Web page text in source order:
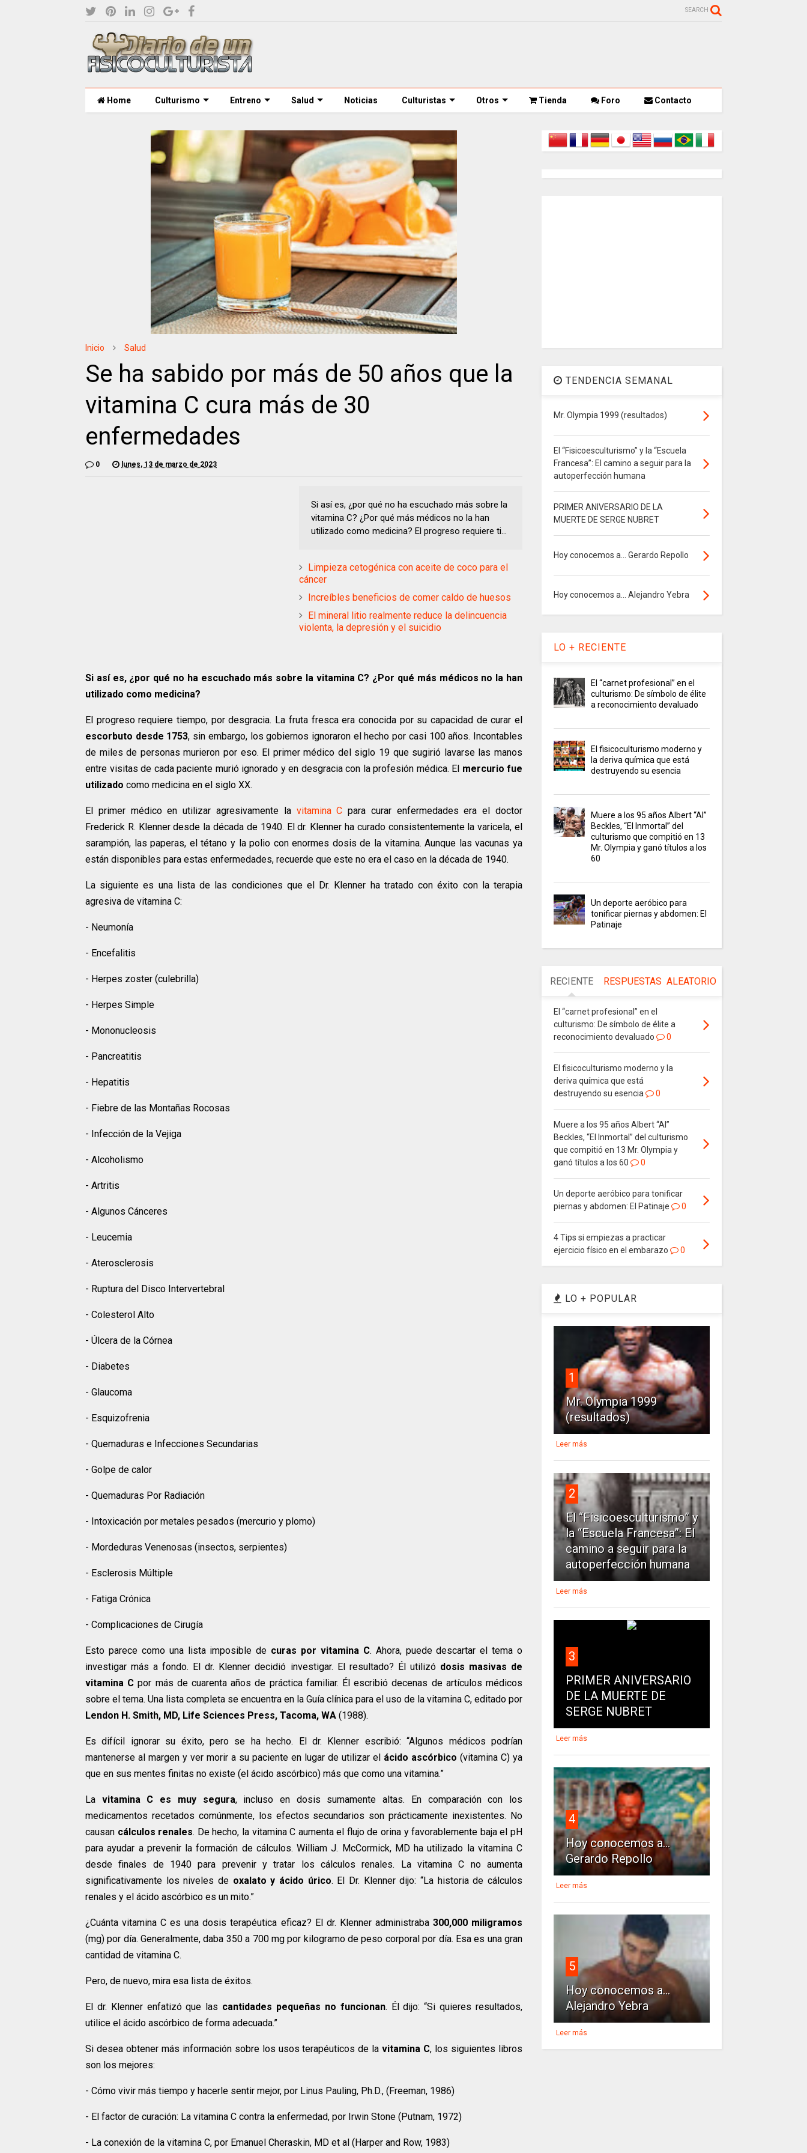
SEARCH
Home Culturismo Entreno Salud Noticias Culturistas Otros Tienda Foro Contacto
Inicio Salud
Se ha sabido por más de 50 años que la
vitamina C cura más de 30
enfermedades
0 lunes, 13 de marzo de 2023
Si así es, ¿por qué no ha escuchado más sobre la
vitamina C? ¿Por qué más médicos no la han
utilizado como medicina? El progreso requiere ti...
Limpieza cetogénica con aceite de coco para el
cáncer
Increíbles beneficios de comer caldo de huesos
El mineral litio realmente reduce la delincuencia
violenta, la depresión y el suicidio
Si así es, ¿por qué no ha escuchado más sobre la vitamina C? ¿Por qué más médicos no la han
utilizado como medicina?
El progreso requiere tiempo, por desgracia. La fruta fresca era conocida por su capacidad de curar el
escorbuto desde 1753, sin embargo, los gobiernos ignoraron el hecho por casi 100 años. Incontables
de miles de personas murieron por eso. El primer médico del siglo 19 que sugirió lavarse las manos
entre visitas de cada paciente murió ignorado y en desgracia con la profesión médica. El mercurio fue
utilizado como medicina en el siglo XX.
El primer médico en utilizar agresivamente la vitamina C para curar enfermedades era el doctor
Frederick R. Klenner desde la década de 1940. El dr. Klenner ha curado consistentemente la varicela, el
sarampión, las paperas, el tétano y la polio con enormes dosis de la vitamina. Aunque las vacunas ya
están disponibles para estas enfermedades, recuerde que este no era el caso en la década de 1940.
La siguiente es una lista de las condiciones que el Dr. Klenner ha tratado con éxito con la terapia
agresiva de vitamina C:
- Neumonía
- Encefalitis
- Herpes zoster (culebrilla)
- Herpes Simple
- Mononucleosis
- Pancreatitis
- Hepatitis
- Fiebre de las Montañas Rocosas
- Infección de la Vejiga
- Alcoholismo
- Artritis
- Algunos Cánceres
- Leucemia
- Aterosclerosis
- Ruptura del Disco Intervertebral
- Colesterol Alto
- Úlcera de la Córnea
- Diabetes
- Glaucoma
- Esquizofrenia
- Quemaduras e Infecciones Secundarias
- Golpe de calor
- Quemaduras Por Radiación
- Intoxicación por metales pesados ​​(mercurio y plomo)
- Mordeduras Venenosas (insectos, serpientes)
- Esclerosis Múltiple
- Fatiga Crónica
- Complicaciones de Cirugía
Esto parece como una lista imposible de curas por vitamina C. Ahora, puede descartar el tema o
investigar más a fondo. El dr. Klenner decidió investigar. El resultado? Él utilizó dosis masivas de
vitamina C por más de cuarenta años de práctica familiar. Él escribió decenas de artículos médicos
sobre el tema. Una lista completa se encuentra en la Guía clínica para el uso de la vitamina C, editado por
Lendon H. Smith, MD, Life Sciences Press, Tacoma, WA (1988).
Es difícil ignorar su éxito, pero se ha hecho. El dr. Klenner escribió: “Algunos médicos podrían
mantenerse al margen y ver morir a su paciente en lugar de utilizar el ácido ascórbico (vitamina C) ya
que en sus mentes finitas no existe (el ácido ascórbico) más que como una vitamina.”
La vitamina C es muy segura, incluso en dosis sumamente altas. En comparación con los
medicamentos recetados comúnmente, los efectos secundarios son prácticamente inexistentes. No
causan cálculos renales. De hecho, la vitamina C aumenta el flujo de orina y favorablemente baja el pH
para ayudar a prevenir la formación de cálculos. William J. McCormick, MD ha utilizado la vitamina C
desde finales de 1940 para prevenir y tratar los cálculos renales. La vitamina C no aumenta
significativamente los niveles de oxalato y ácido úrico. El Dr. Klenner dijo: “La historia de cálculos
renales y el ácido ascórbico es un mito.”
¿Cuánta vitamina C es una dosis terapéutica eficaz? El dr. Klenner administraba 300,000 miligramos
(mg) por día. Generalmente, daba 350 a 700 mg por kilogramo de peso corporal por día. Esa es una gran
cantidad de vitamina C.
Pero, de nuevo, mira esa lista de éxitos.
El dr. Klenner enfatizó que las cantidades pequeñas no funcionan. Él dijo: “Si quieres resultados,
utilice el ácido ascórbico de forma adecuada.”
Si desea obtener más información sobre los usos terapéuticos de lavitamina C, los siguientes libros
son los mejores:
- Cómo vivir más tiempo y hacerle sentir mejor, por Linus Pauling, Ph.D., (Freeman, 1986)
- El factor de curación: La vitamina C contra la enfermedad, por Irwin Stone (Putnam, 1972)
- La conexión de la vitamina C, por Emanuel Cheraskin, MD et al (Harper and Row, 1983)
TENDENCIA SEMANAL
Mr. Olympia 1999 (resultados)
El “Fisicoesculturismo” y la “Escuela
Francesa”: El camino a seguir para la
autoperfección humana
PRIMER ANIVERSARIO DE LA
MUERTE DE SERGE NUBRET
Hoy conocemos a... Gerardo Repollo
Hoy conocemos a... Alejandro Yebra
LO + RECIENTE
El “carnet profesional” en el
culturismo: De símbolo de élite
a reconocimiento devaluado
El fisicoculturismo moderno y
la deriva química que está
destruyendo su esencia
Muere a los 95 años Albert “Al”
Beckles, “El Inmortal” del
culturismo que compitió en 13
Mr. Olympia y ganó títulos a los
60
Un deporte aeróbico para
tonificar piernas y abdomen: El
Patinaje
RECIENTE RESPUESTAS ALEATORIO
El “carnet profesional” en el
culturismo: De símbolo de élite a
reconocimiento devaluado
0
El fisicoculturismo moderno y la
deriva química que está
destruyendo su esencia
0
Muere a los 95 años Albert “Al”
Beckles, “El Inmortal” del culturismo
que compitió en 13 Mr. Olympia y
ganó títulos a los 60
0
Un deporte aeróbico para tonificar
piernas y abdomen: El Patinaje
0
4 Tips si empiezas a practicar
ejercicio físico en el embarazo
0
LO + POPULAR
1
Mr. Olympia 1999
(resultados)
Leer más
2
El “Fisicoesculturismo” y
la “Escuela Francesa”: El
camino a seguir para la
autoperfección humana
Leer más
3
PRIMER ANIVERSARIO
DE LA MUERTE DE
SERGE NUBRET
Leer más
4
Hoy conocemos a...
Gerardo Repollo
Leer más
5
Hoy conocemos a...
Alejandro Yebra
Leer más